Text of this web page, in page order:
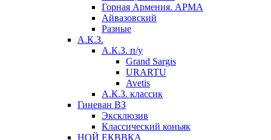
Горная Армения. АРМА
Айвазовский
Разные
А.К.З.
А.К.З. п/у
Grand Sargis
URARTU
Avetis
А.К.З. классик
Гиневан ВЗ
Эксклюзив
Классический коньяк
НОЙ ЕКВВКА